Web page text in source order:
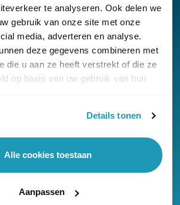
te analyseren. Ook delen we
gebruik van onze site met onze
media, adverteren en analyse.
deze gegevens combineren met
die u aan ze heeft verstrekt of die ze
op basis van uw gebruik van hun
Details tonen
Alle cookies toestaan
Aanpassen
Nieuwsbrief
Klantenservice